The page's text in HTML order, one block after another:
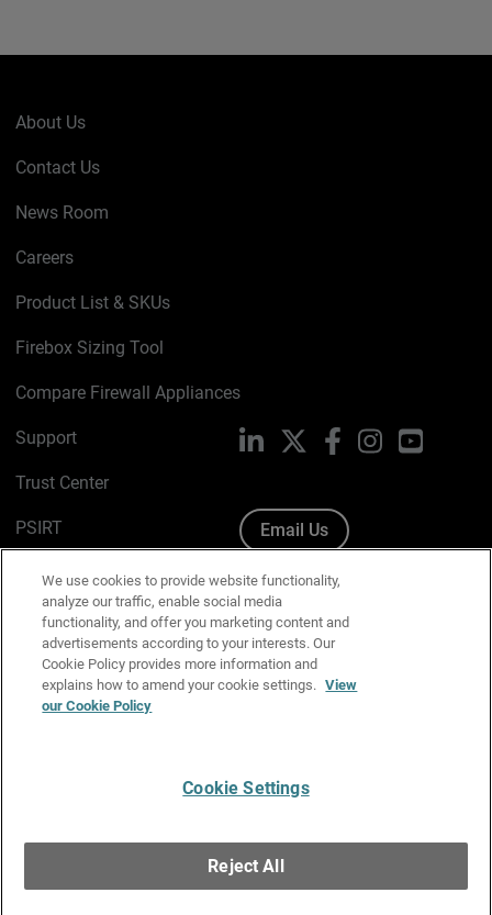
About Us
Contact Us
News Room
Careers
Product List & SKUs
Firebox Sizing Tool
Compare Firewall Appliances
Support
Trust Center
PSIRT
Cookie Policy
Privacy Policy
Media & Brand Kit
Manage Email Preferences
LinkedIn FacebookInstagramYouTube
Email Us
Copyright © 1996-2026 WatchGuard Technologies, Inc. All
Rights Reserved.
We use cookies to provide website functionality,
analyze our traffic, enable social media
functionality, and offer you marketing content and
advertisements according to your interests. Our
Cookie Policy provides more information and
explains how to amend your cookie settings. View
our Cookie Policy
Cookie Settings
Reject All